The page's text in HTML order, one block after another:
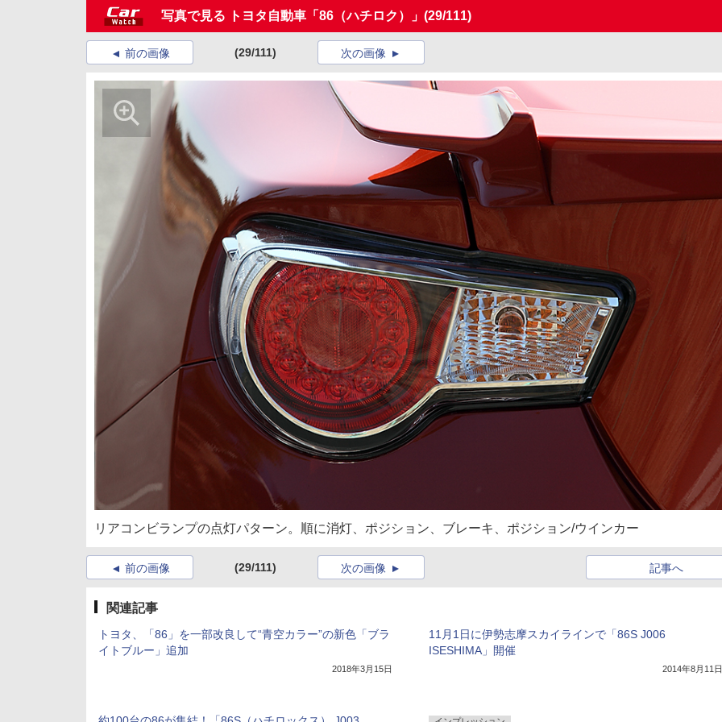
写真で見る トヨタ自動車「86（ハチロク）」 (29/111)
前の画像 (29/111) 次の画像
リアコンビランプの点灯パターン。順に消灯、ポジション、ブレーキ、ポジション/ウインカー
前の画像 (29/111) 記事へ
次の画像
関連記事
トヨタ、「86」を一部改良して“青空カラー”の新色「ブラ
イトブルー」追加
2018年3月15日
11月1日に伊勢志摩スカイラインで「86S J006
ISESHIMA」開催
2014年8月11日